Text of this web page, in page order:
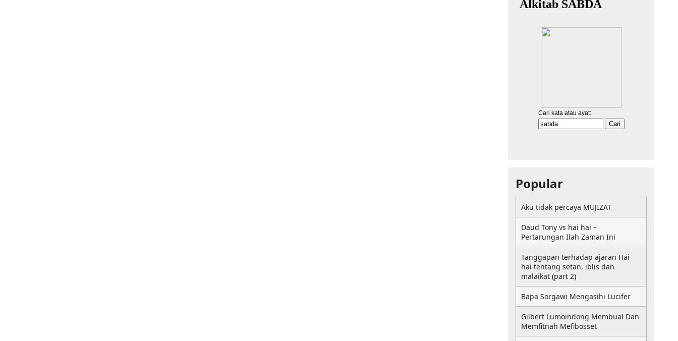
Popular
Aku tidak percaya MUJIZAT
Daud Tony vs hai hai –
Pertarungan Ilah Zaman Ini
Tanggapan terhadap ajaran Hai
hai tentang setan, iblis dan
malaikat (part 2)
Bapa Sorgawi Mengasihi Lucifer
Gilbert Lumoindong Membual Dan
Memfitnah Mefibosset